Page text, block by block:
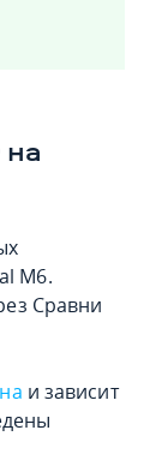
M6.
Сравни
и зависит